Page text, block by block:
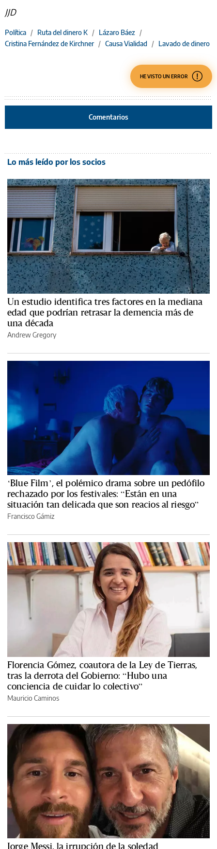
JJD
Política / Ruta del dinero K / Lázaro Báez /
Cristina Fernández de Kirchner / Causa Vialidad / Lavado de dinero
HE VISTO UN ERROR
Comentarios
Lo más leído por los socios
Un estudio identifica tres factores en la mediana
edad que podrían retrasar la demencia más de
una década
Andrew Gregory
‘Blue Film’, el polémico drama sobre un pedófilo
rechazado por los festivales: “Están en una
situación tan delicada que son reacios al riesgo”
Francisco Gámiz
Florencia Gómez, coautora de la Ley de Tierras,
tras la derrota del Gobierno: “Hubo una
conciencia de cuidar lo colectivo”
Mauricio Caminos
Jorge Messi, la irrupción de la soledad